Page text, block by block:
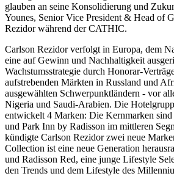
glauben an seine Konsolidierung und
Younes, Senior Vice President & Head of
Rezidor während der CATHIC.
Carlson Rezidor verfolgt in Europa, dem
eine auf Gewinn und Nachhaltigkeit
Wachstumsstrategie durch Honorar-
aufstrebenden Märkten in Russland und
ausgewählten Schwerpunktländern - vor
Nigeria und Saudi-Arabien. Die
entwickelt 4 Marken: Die Kernmarken
und Park Inn by Radisson im mittleren
kündigte Carlson Rezidor zwei neue
Collection ist eine neue Generation
und Radisson Red, eine junge Lifestyle
den Trends und dem Lifestyle des